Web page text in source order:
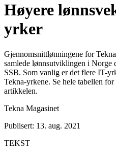
Høyere
yrker
Gjennomsnittlønningene for
samlede lønnsutviklingen i Norge
SSB. Som vanlig er det flere IT-
Tekna-yrkene. Se hele tabellen
artikkelen.
Tekna Magasinet
Publisert: 13. aug. 2021
TEKST